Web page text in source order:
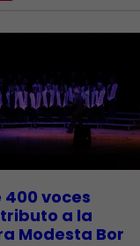
400 voces
a la
Modesta Bor